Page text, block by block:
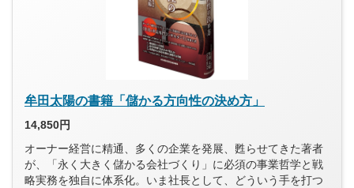
牟田太陽の書籍「儲かる方向性の決め方」
14,850円
オーナー経営に精通、多くの企業を発展、甦らせてきた著者
が、「永く大きく儲かる会社づくり」に必須の事業哲学と戦
略実務を独自に体系化。いま社長として、どういう手を打つ